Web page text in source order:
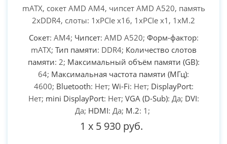
mATX, сокет AMD AM4, чипсет AMD A520, память
2xDDR4, слоты: 1xPCIe x16, 1xPCIe x1, 1xM.2
Сокет: AM4; Чипсет: AMD A520; Форм-фактор:
mATX; Тип памяти: DDR4; Количество слотов
памяти: 2; Максимальный объём памяти (GB):
64; Максимальная частота памяти (МГц):
4600; Bluetooth: Нет; Wi-Fi: Нет; DisplayPort:
Нет; mini DisplayPort: Нет; VGA (D-Sub): Да; DVI:
Да; HDMI: Да; M.2: 1;
1 x 5 930 руб.